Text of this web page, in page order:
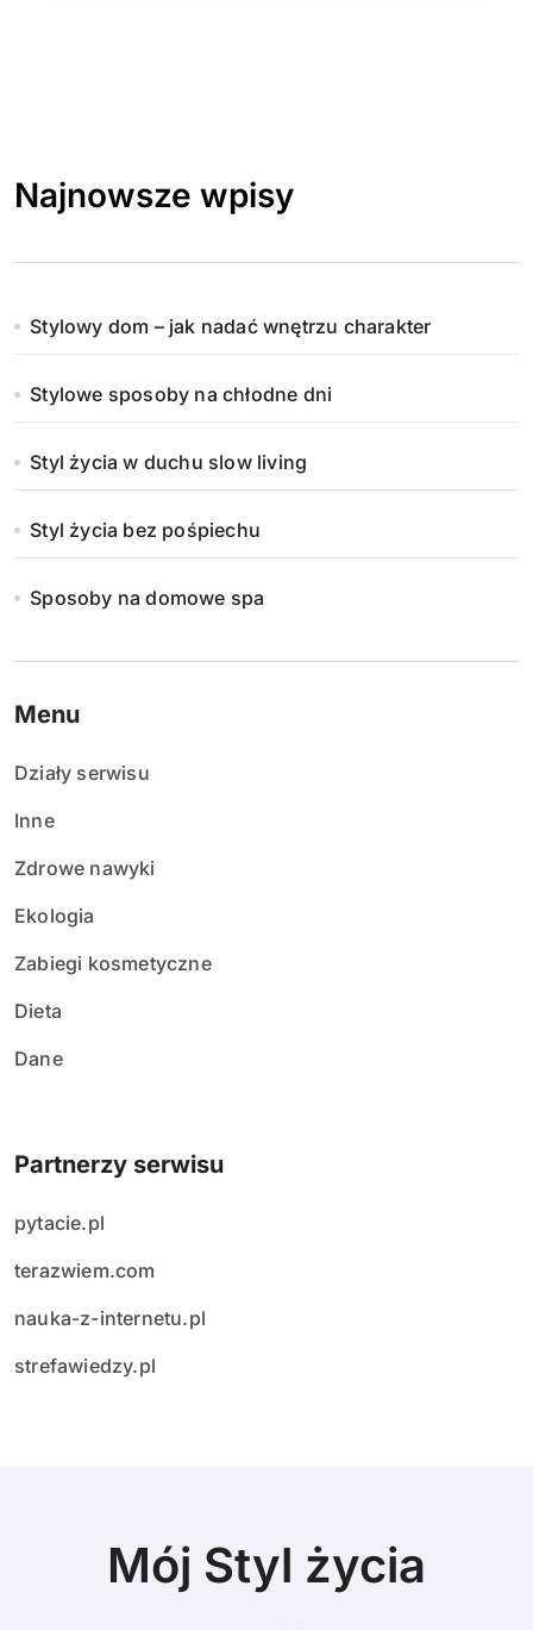
Najnowsze wpisy
Stylowy dom – jak nadać wnętrzu charakter
Stylowe sposoby na chłodne dni
Styl życia w duchu slow living
Styl życia bez pośpiechu
Sposoby na domowe spa
Menu
Działy serwisu
Inne
Zdrowe nawyki
Ekologia
Zabiegi kosmetyczne
Dieta
Dane
Partnerzy serwisu
pytacie.pl
terazwiem.com
nauka-z-internetu.pl
strefawiedzy.pl
Mój Styl życia